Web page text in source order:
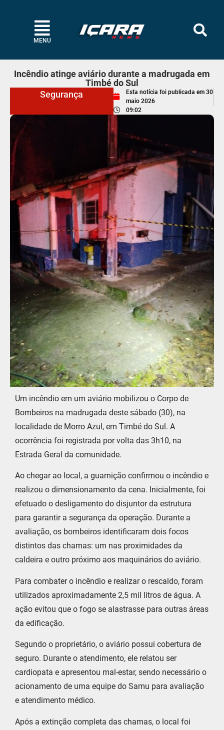
MENU
Incêndio atinge aviário durante a madrugada em
Timbé do Sul
Segurança
Esta notícia foi publicada em 30
maio 2026
09:02
Um incêndio em um aviário mobilizou o Corpo de
Bombeiros na madrugada deste sábado (30), na
localidade de Morro Azul, em Timbé do Sul. A
ocorrência foi registrada por volta das 3h10, na
Estrada Geral da comunidade.
Ao chegar ao local, a guarnição confirmou o incêndio e
realizou o dimensionamento da cena. Inicialmente, foi
efetuado o desligamento do disjuntor da estrutura
para garantir a segurança da operação. Durante a
avaliação, os bombeiros identificaram dois focos
distintos das chamas: um nas proximidades da
caldeira e outro próximo aos maquinários do aviário.
Para combater o incêndio e realizar o rescaldo, foram
utilizados aproximadamente 2,5 mil litros de água. A
ação evitou que o fogo se alastrasse para outras áreas
da edificação.
Segundo o proprietário, o aviário possui cobertura de
seguro. Durante o atendimento, ele relatou ser
cardiopata e apresentou mal-estar, sendo necessário o
acionamento de uma equipe do Samu para avaliação
e atendimento médico.
Após a extinção completa das chamas, o local foi